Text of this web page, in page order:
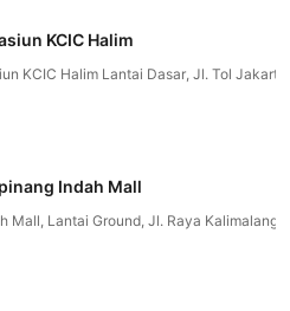
KCIC Halim
KCIC Halim Lantai Dasar, Jl. Tol
Indah Mall
Mall, Lantai Ground, Jl. Raya